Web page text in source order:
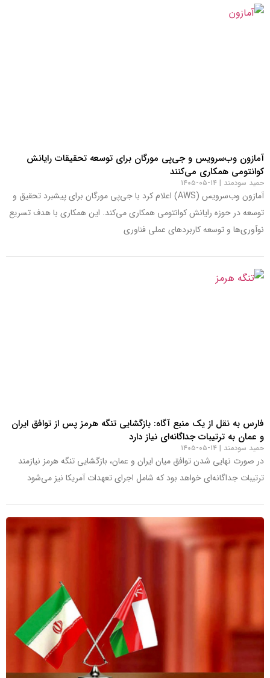
آمازون وب‌سرویس و جی‌پی مورگان برای توسعه تحقیقات رایانش
کوانتومی همکاری می‌کنند
حمید سودمند ۱۴-۰۵-۱۴۰۵
آمازون وب‌سرویس (AWS) اعلام کرد با جی‌پی مورگان برای پیشبرد تحقیق و
توسعه در حوزه رایانش کوانتومی همکاری می‌کند. این همکاری با هدف تسریع
نوآوری‌ها و توسعه کاربردهای عملی فناوری
فارس به نقل از یک منبع آگاه: بازگشایی تنگه هرمز پس از توافق ایران
و عمان به ترتیبات جداگانه‌ای نیاز دارد
حمید سودمند ۱۴-۰۵-۱۴۰۵
در صورت نهایی شدن توافق میان ایران و عمان، بازگشایی تنگه هرمز نیازمند
ترتیبات جداگانه‌ای خواهد بود که شامل اجرای تعهدات آمریکا نیز می‌شود